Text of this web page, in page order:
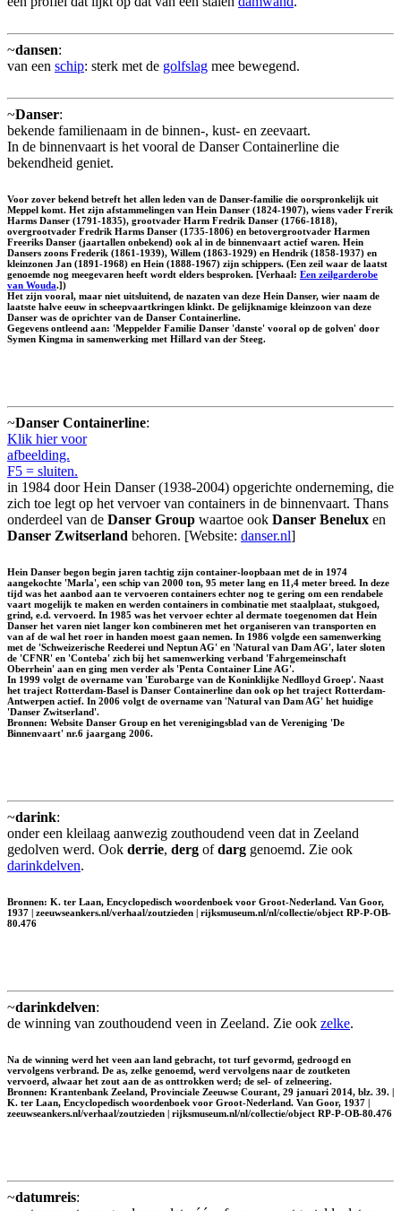
~dansen:
van een schip: sterk met de golfslag mee bewegend.
~Danser:
bekende familienaam in de binnen-, kust- en zeevaart.
In de binnenvaart is het vooral de Danser Containerline die
bekendheid geniet.
Voor zover bekend betreft het allen leden van de Danser-familie die oorspronkelijk uit
Meppel komt. Het zijn afstammelingen van Hein Danser (1824-1907), wiens vader Frerik
Harms Danser (1791-1835), grootvader Harm Fredrik Danser (1766-1818),
overgrootvader Fredrik Harms Danser (1735-1806) en betovergrootvader Harmen
Freeriks Danser (jaartallen onbekend) ook al in de binnenvaart actief waren. Hein
Dansers zoons Frederik (1861-1939), Willem (1863-1929) en Hendrik (1858-1937) en
kleinzonen Jan (1891-1968) en Hein (1888-1967) zijn schippers. (Een zeil waar de laatst
genoemde nog meegevaren heeft wordt elders besproken. [Verhaal: Een zeilgarderobe
van Wouda.])
Het zijn vooral, maar niet uitsluitend, de nazaten van deze Hein Danser, wier naam de
laatste halve eeuw in scheepvaartkringen klinkt. De gelijknamige kleinzoon van deze
Danser was de oprichter van de Danser Containerline.
Gegevens ontleend aan: 'Meppelder Familie Danser 'danste' vooral op de golven' door
Symen Kingma in samenwerking met Hillard van der Steeg.
~Danser Containerline:
Klik hier voor
afbeelding.
F5 = sluiten.
in 1984 door Hein Danser (1938-2004) opgerichte onderneming, die
zich toe legt op het vervoer van containers in de binnenvaart. Thans
onderdeel van de Danser Group waartoe ook Danser Benelux en
Danser Zwitserland behoren. [Website: danser.nl]
Hein Danser begon begin jaren tachtig zijn container-loopbaan met de in 1974
aangekochte 'Marla', een schip van 2000 ton, 95 meter lang en 11,4 meter breed. In deze
tijd was het aanbod aan te vervoeren containers echter nog te gering om een rendabele
vaart mogelijk te maken en werden containers in combinatie met staalplaat, stukgoed,
grind, e.d. vervoerd. In 1985 was het vervoer echter al dermate toegenomen dat Hein
Danser het varen niet langer kon combineren met het organiseren van transporten en
van af de wal het roer in handen moest gaan nemen. In 1986 volgde een samenwerking
met de 'Schweizerische Reederei und Neptun AG' en 'Natural van Dam AG', later sloten
de 'CFNR' en 'Conteba' zich bij het samenwerking verband 'Fahrgemeinschaft
Oberrhein' aan en ging men verder als 'Penta Container Line AG'.
In 1999 volgt de overname van 'Eurobarge van de Koninklijke Nedlloyd Groep'. Naast
het traject Rotterdam-Basel is Danser Containerline dan ook op het traject Rotterdam-
Antwerpen actief. In 2006 volgt de overname van 'Natural van Dam AG' het huidige
'Danser Zwitserland'.
Bronnen: Website Danser Group en het verenigingsblad van de Vereniging 'De
Binnenvaart' nr.6 jaargang 2006.
~darink:
onder een kleilaag aanwezig zouthoudend veen dat in Zeeland
gedolven werd. Ook derrie, derg ofdarg genoemd. Zie ook
darinkdelven.
Bronnen: K. ter Laan, Encyclopedisch woordenboek voor Groot-Nederland. Van Goor,
1937 | zeeuwseankers.nl/verhaal/zoutzieden | rijksmuseum.nl/nl/collectie/object RP-P-OB-
80.476
~darinkdelven:
de winning van zouthoudend veen in Zeeland. Zie ook zelke.
Na de winning werd het veen aan land gebracht, tot turf gevormd, gedroogd en
vervolgens verbrand. De as, zelke genoemd, werd vervolgens naar de zoutketen
vervoerd, alwaar het zout aan de as onttrokken werd; de sel- of zelneering.
Bronnen: Krantenbank Zeeland, Provinciale Zeeuwse Courant, 29 januari 2014, blz. 39. |
K. ter Laan, Encyclopedisch woordenboek voor Groot-Nederland. Van Goor, 1937 |
zeeuwseankers.nl/verhaal/zoutzieden | rijksmuseum.nl/nl/collectie/object RP-P-OB-80.476
~datumreis: